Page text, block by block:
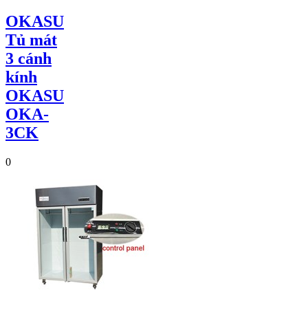
OKASU
Tủ mát
3 cánh
kính
OKASU
OKA-
3CK
0